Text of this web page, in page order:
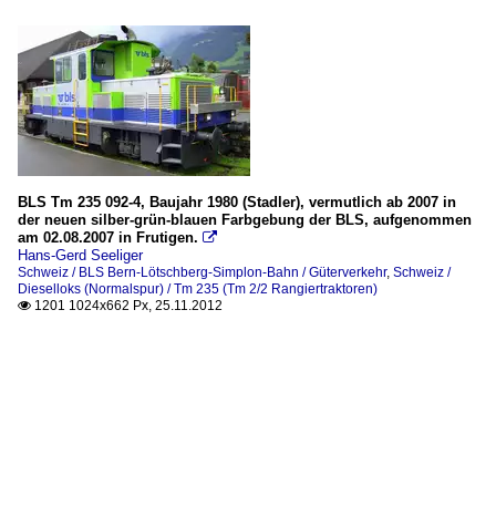
BLS Tm 235 092-4, Baujahr 1980 (Stadler), vermutlich ab 2007 in
der neuen silber-grün-blauen Farbgebung der BLS, aufgenommen
am 02.08.2007 in Frutigen. 
Hans-Gerd Seeliger
Schweiz / BLS Bern-Lötschberg-Simplon-Bahn / Güterverkehr, Schweiz /
Dieselloks (Normalspur) / Tm 235 (Tm 2/2 Rangiertraktoren)
 1201 1024x662 Px, 25.11.2012